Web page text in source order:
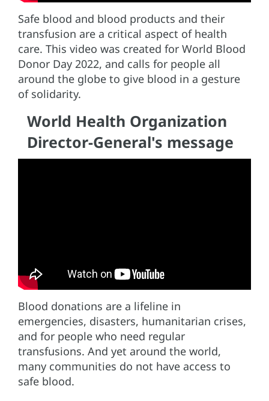
Safe blood and blood products and their
transfusion are a critical aspect of health
care. This video was created for World Blood
Donor Day 2022, and calls for people all
around the globe to give blood in a gesture
of solidarity.
World Health Organization
Director-General's message
Blood donations are a lifeline in
emergencies, disasters, humanitarian crises,
and for people who need regular
transfusions. And yet around the world,
many communities do not have access to
safe blood.